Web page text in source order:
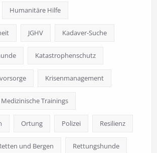
Humanitäre Hilfe
JGHV Kadaver-Suche
Katastrophenschutz
Krisenmanagement
Medizinische Trainings
Ortung Polizei Resilienz
und Bergen Rettungshunde